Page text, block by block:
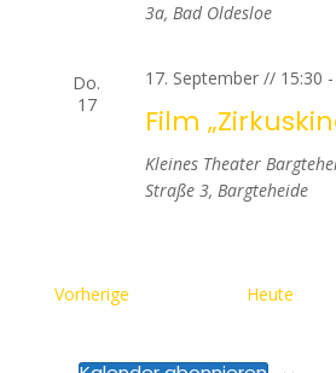
3a, Bad Oldesloe
Do.
17
17. September // 15:30 -
Film
Kleines Theater
Straße 3, Bargteheide
VorherigeVeranstaltungenHeute